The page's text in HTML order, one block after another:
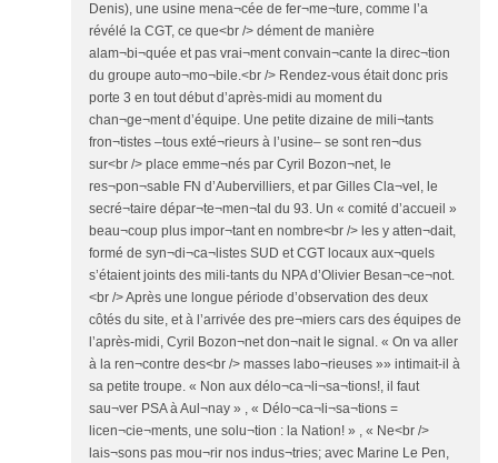
Denis), une usine mena¬cée de fer¬me¬ture, comme l’a
révélé la CGT, ce que<br /> dément de manière
alam¬bi¬quée et pas vrai¬ment convain¬cante la direc¬tion
du groupe auto¬mo¬bile.<br /> Rendez-vous était donc pris
porte 3 en tout début d’après-midi au moment du
chan¬ge¬ment d’équipe. Une petite dizaine de mili¬tants
fron¬tistes –tous exté¬rieurs à l’usine– se sont ren¬dus
sur<br /> place emme¬nés par Cyril Bozon¬net, le
res¬pon¬sable FN d’Aubervilliers, et par Gilles Cla¬vel, le
secré¬taire dépar¬te¬men¬tal du 93. Un « comité d’accueil »
beau¬coup plus impor¬tant en nombre<br /> les y atten¬dait,
formé de syn¬di¬ca¬listes SUD et CGT locaux aux¬quels
s’étaient joints des mili-tants du NPA d’Olivier Besan¬ce¬not.
<br /> Après une longue période d’observation des deux
côtés du site, et à l’arrivée des pre¬miers cars des équipes de
l’après-midi, Cyril Bozon¬net don¬nait le signal. « On va aller
à la ren¬contre des<br /> masses labo¬rieuses »» intimait-il à
sa petite troupe. « Non aux délo¬ca¬li¬sa¬tions!, il faut
sau¬ver PSA à Aul¬nay » , « Délo¬ca¬li¬sa¬tions =
licen¬cie¬ments, une solu¬tion : la Nation! » , « Ne<br />
lais¬sons pas mou¬rir nos indus¬tries; avec Marine Le Pen,